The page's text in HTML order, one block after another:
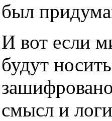
был
И вот если
будут
смысл и